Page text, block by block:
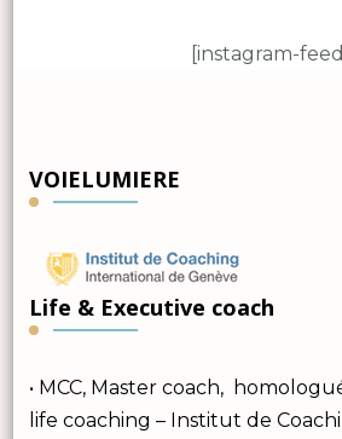
[instagram-
VOIELUMIERE
Life & Executive coach
• MCC, Master coach,
life coaching – Institut de